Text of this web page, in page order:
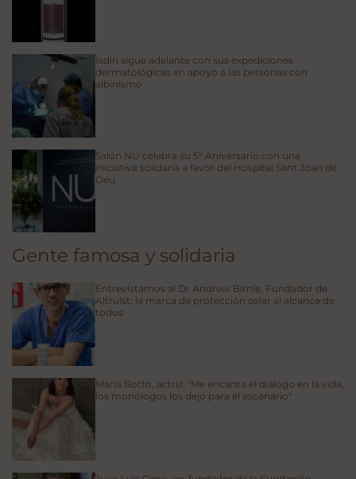
Isdin sigue adelante con sus expediciones
dermatológicas en apoyo a las personas con
albinismo
Salón NU celebra su 5º Aniversario con una
iniciativa solidaria a favor del Hospital Sant Joan de
Deu
Gente famosa y solidaria
Entrevistamos al Dr Andrew Birnie, Fundador de
Altruist: la marca de protección solar al alcance de
todos
María Botto, actriz: "Me encanta el diálogo en la vida,
los monólogos los dejo para el escenario"